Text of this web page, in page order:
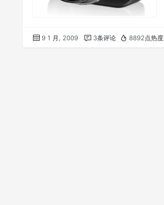
9 1 月, 2009 3条评论 8892点热度